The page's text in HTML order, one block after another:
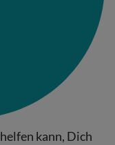
kann, Dich